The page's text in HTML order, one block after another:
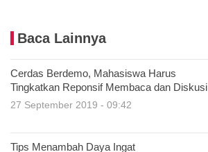
Baca Lainnya
Cerdas Berdemo, Mahasiswa Harus
Tingkatkan Reponsif Membaca dan Diskusi
27 September 2019 - 09:42
Tips Menambah Daya Ingat